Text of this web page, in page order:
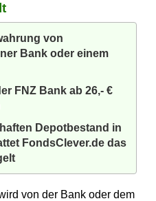
von
Bank oder einem
FNZ Bank ab 26,- €
Depotbestand in
FondsClever.de das
von der Bank oder dem